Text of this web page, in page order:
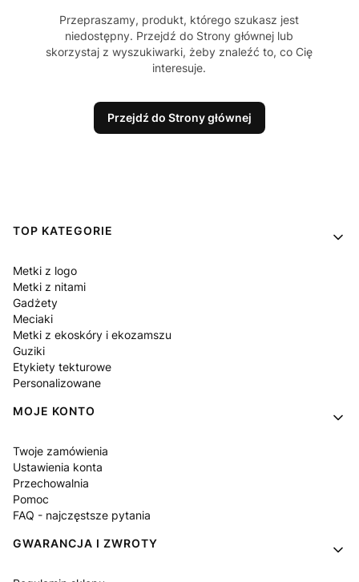
Przepraszamy, produkt, którego szukasz jest
niedostępny. Przejdź do Strony głównej lub
skorzystaj z wyszukiwarki, żeby znaleźć to, co Cię
interesuje.
Przejdź do Strony głównej
Linki w stopce
TOP KATEGORIE
Metki z logo
Metki z nitami
Gadżety
Meciaki
Metki z ekoskóry i ekozamszu
Guziki
Etykiety tekturowe
Personalizowane
MOJE KONTO
Twoje zamówienia
Ustawienia konta
Przechowalnia
Pomoc
FAQ - najczęstsze pytania
GWARANCJA I ZWROTY